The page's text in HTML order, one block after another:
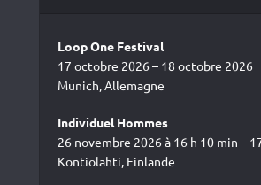
Loop One Festival
17 octobre 2026 – 18 octobre 2026
Munich, Allemagne
Individuel Hommes
26 novembre 2026 à 16 h 10 min –
Kontiolahti, Finlande